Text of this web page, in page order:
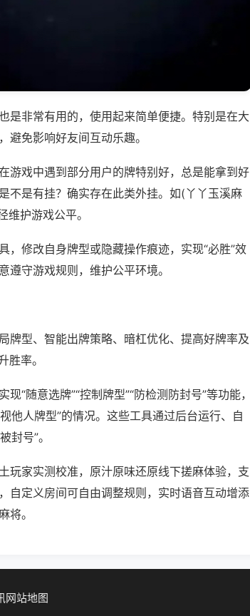
是非常有用的，使用起来简单便捷。特别是在大
避免影响好友间互动乐趣。
游戏中遇到部分用户的牌特别好，总是能拿到好
不是有挂？确实存在此类外挂。如(丫丫玉溪麻
护游戏公平。
，修改自身牌型或隐藏操作痕迹，实现“必胜”效
守游戏规则，维护公平环境。
牌型、智能出牌策略、暗杠优化、提高好牌率及
胜率。
“随意选牌”“控制牌型”“防检测防封号”等功能，
他人牌型”的情况。这些工具通过后台运行、自
封号”。
玩家实测校准，原汁原味还原线下搓麻体验，支
自定义房间可自由调整规则，实时语音互动增添
将。
网站地图